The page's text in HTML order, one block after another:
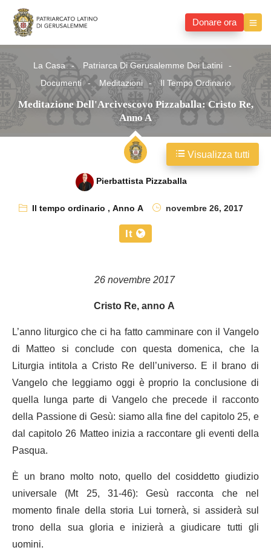
Donare ora
La Casa
Patriarca Di Gerusalemme Dei Latini
Documenti
Meditazioni Il Tempo Ordinario
Meditazione Dell'Arcivescovo Pizzaballa: Cristo Re,
Anno A
Pierbattista Pizzaballa
Il tempo ordinario ,Anno A novembre 26, 2017
It
26 novembre 2017
Cristo Re, anno A
L’anno liturgico che ci ha fatto camminare con il Vangelo
di Matteo si conclude con questa domenica, che la
Liturgia intitola a Cristo Re dell’universo. E il brano di
Vangelo che leggiamo oggi è proprio la conclusione di
quella lunga parte di Vangelo che precede il racconto
della Passione di Gesù: siamo alla fine del capitolo 25, e
dal capitolo 26 Matteo inizia a raccontare gli eventi della
Pasqua.
È un brano molto noto, quello del cosiddetto giudizio
universale (Mt 25, 31-46): Gesù racconta che nel
momento finale della storia Lui tornerà, si assiderà sul
trono della sua gloria e inizierà a giudicare tutti gli
uomini.
Visualizza tutti